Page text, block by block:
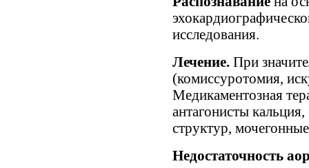
исследования.
Лечение. При
(комиссуротомия,
Медикаментозная
антагонисты
структур,
Недостаточность